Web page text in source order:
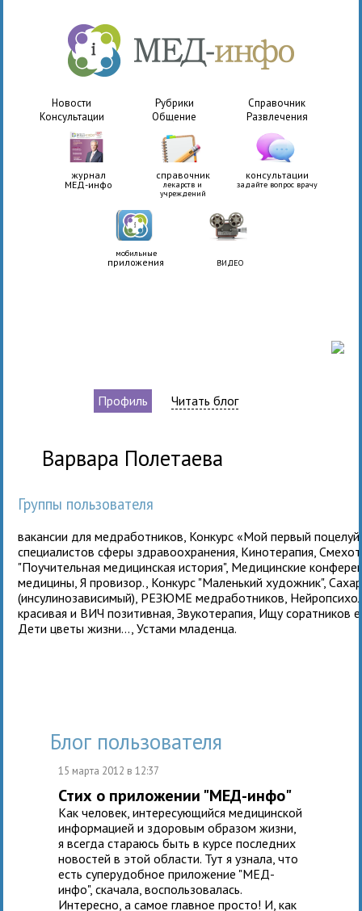
Новости Рубрики
Справочник
Консультации
Общение Развлечения
журнал
МЕД-инфо
справочник
лекарств и
учреждений
консультации
задайте вопрос врачу
мобильные
приложения ВИДЕО
Профиль Читать блог
Варвара Полетаева
Группы пользователя
вакансии для медработников Конкурс «Мой первый
специалистов сферы здравоохранения Кинотерапия ,
"Поучительная медицинская история", Медицинские
медицины ,Я провизор. Конкурс "Маленький художник",
(инсулинозависимый) РЕЗЮМЕ медработников
красивая и ВИЧ позитивная ,Звукотерапия Ищу соратников
Дети цветы жизни... ,Устами младенца.
Блог пользователя
15 марта 2012 в 12:37
Стих о приложении "МЕД-инфо"
Как человек, интересующийся медицинской
информацией и здоровым образом жизни,
я всегда стараюсь быть в курсе последних
новостей в этой области. Тут я узнала, что
есть суперудобное приложение "МЕД-
инфо", скачала, воспользовалась.
Интересно, а самое главное просто! И, как